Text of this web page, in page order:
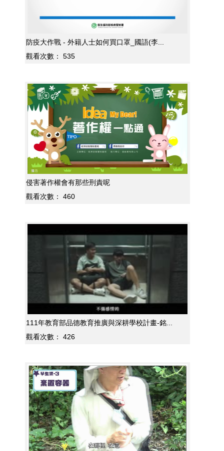
防疫大作戰 - 外籍人士如何買口罩_國語(李...
觀看次數：
535
侵害著作權會有那些刑責呢
觀看次數：
460
111年教育部品德教育推廣與深耕學校計畫-銘...
觀看次數：
426